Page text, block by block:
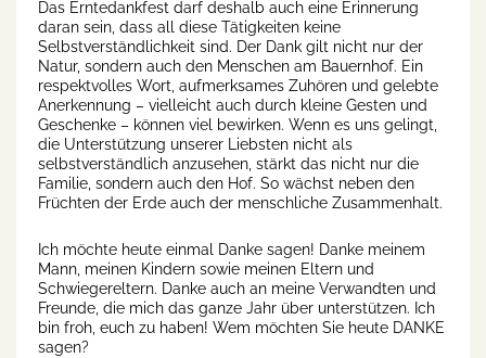
Das Erntedankfest darf deshalb auch eine Erinnerung
daran sein, dass all diese Tätigkeiten keine
Selbstverständlichkeit sind. Der Dank gilt nicht nur der
Natur, sondern auch den Menschen am Bauernhof. Ein
respektvolles Wort, aufmerksames Zuhören und gelebte
Anerkennung – vielleicht auch durch kleine Gesten und
Geschenke – können viel bewirken. Wenn es uns gelingt,
die Unterstützung unserer Liebsten nicht als
selbstverständlich anzusehen, stärkt das nicht nur die
Familie, sondern auch den Hof. So wächst neben den
Früchten der Erde auch der menschliche Zusammenhalt.
Ich möchte heute einmal Danke sagen! Danke meinem
Mann, meinen Kindern sowie meinen Eltern und
Schwiegereltern. Danke auch an meine Verwandten und
Freunde, die mich das ganze Jahr über unterstützen. Ich
bin froh, euch zu haben! Wem möchten Sie heute DANKE
sagen?